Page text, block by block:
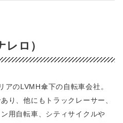
ロ）
のLVMH傘下の自転車会社。
り、他にもトラックレーサー、
用自転車、シティサイクルや